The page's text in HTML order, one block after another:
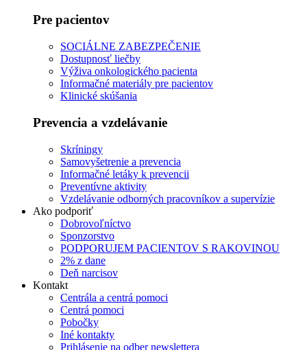
Pre pacientov
SOCIÁLNE ZABEZPEČENIE
Dostupnosť liečby
Výživa onkologického pacienta
Informačné materiály pre pacientov
Klinické skúšania
Prevencia a vzdelávanie
Skríningy
Samovyšetrenie a prevencia
Informačné letáky k prevencii
Preventívne aktivity
Vzdelávanie odborných pracovníkov a supervízie
Ako podporiť
Dobrovoľníctvo
Sponzorstvo
PODPORUJEM PACIENTOV S RAKOVINOU
2% z dane
Deň narcisov
Kontakt
Centrála a centrá pomoci
Centrá pomoci
Pobočky
Iné kontakty
Prihlásenie na odber newslettera